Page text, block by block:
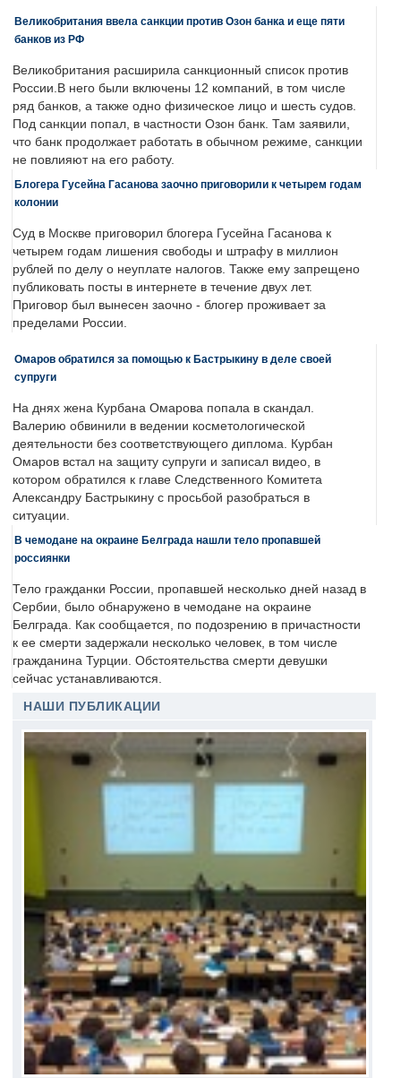
Великобритания ввела санкции против Озон банка и еще пяти
банков из РФ
Великобритания расширила санкционный список против
России.В него были включены 12 компаний, в том числе
ряд банков, а также одно физическое лицо и шесть судов.
Под санкции попал, в частности Озон банк. Там заявили,
что банк продолжает работать в обычном режиме, санкции
не повлияют на его работу.
Блогера Гусейна Гасанова заочно приговорили к четырем годам
колонии
Суд в Москве приговорил блогера Гусейна Гасанова к
четырем годам лишения свободы и штрафу в миллион
рублей по делу о неуплате налогов. Также ему запрещено
публиковать посты в интернете в течение двух лет.
Приговор был вынесен заочно - блогер проживает за
пределами России.
Омаров обратился за помощью к Бастрыкину в деле своей
супруги
На днях жена Курбана Омарова попала в скандал.
Валерию обвинили в ведении косметологической
деятельности без соответствующего диплома. Курбан
Омаров встал на защиту супруги и записал видео, в
котором обратился к главе Следственного Комитета
Александру Бастрыкину с просьбой разобраться в
ситуации.
В чемодане на окраине Белграда нашли тело пропавшей
россиянки
Тело гражданки России, пропавшей несколько дней назад в
Сербии, было обнаружено в чемодане на окраине
Белграда. Как сообщается, по подозрению в причастности
к ее смерти задержали несколько человек, в том числе
гражданина Турции. Обстоятельства смерти девушки
сейчас устанавливаются.
НАШИ ПУБЛИКАЦИИ